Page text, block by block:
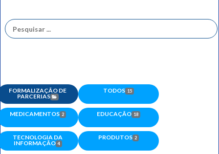
FORMALIZAÇÃO DE
PARCERIAS
TODOS 15
MEDICAMENTOS 2 EDUCAÇÃO 18
TECNOLOGIA DA
INFORMAÇÃO 4
PRODUTOS 2